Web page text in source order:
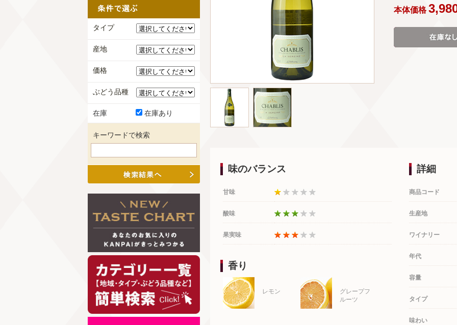
本体価格
詳細
商品コード
生産地
ワイナリー
年代
容量
タイプ
味わい
味のバランス
甘味
酸味
果実味
香り
レモン
グレープフ
ルーツ
タイプ
産地
価格
ぶどう品種
在庫 在庫あり
キーワードで検索